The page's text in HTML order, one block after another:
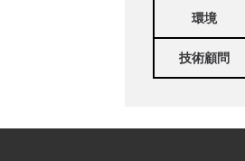
環境
技術顧問